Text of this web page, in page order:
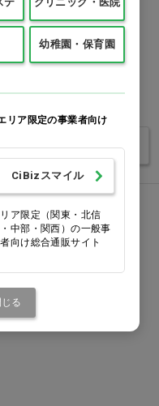
ルセンヘーガーAA T.C. ＃
他
バリエーションを見る
幼稚園・保育園
リア限定の事業者向け
CiBizスマイル
ア限定（関東・北信
中部・関西）の一般事
向け総合通販サイト
る